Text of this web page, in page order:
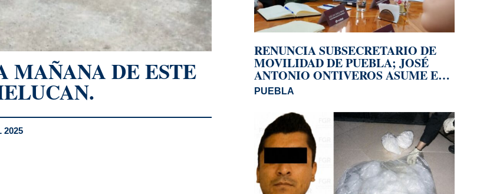
MAÑANA DE ESTE
2025
RENUNCIA SUBSECRETARIO DE
MOVILIDAD DE PUEBLA; JOSÉ
ANTONIO ONTIVEROS ASUME EL
CARGO
PUEBLA